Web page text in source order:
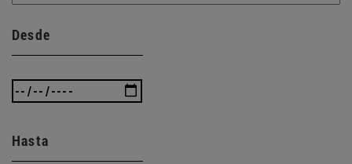
Desde
Hasta